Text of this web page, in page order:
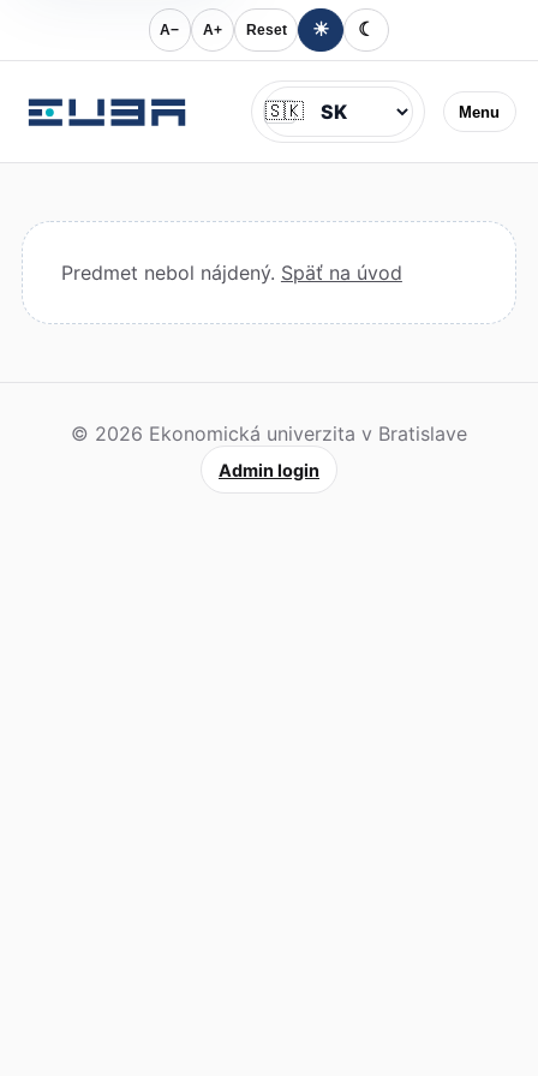
A− A+ Reset ☀ ☾
Menu
Jazyk
🇸🇰
Predmet nebol nájdený. Späť na úvod
© 2026 Ekonomická univerzita v Bratislave
Admin login